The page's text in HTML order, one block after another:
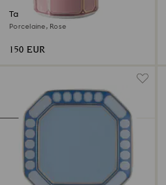
Tasse avec couvercle Signum
Porcelaine, Rose
150 EUR